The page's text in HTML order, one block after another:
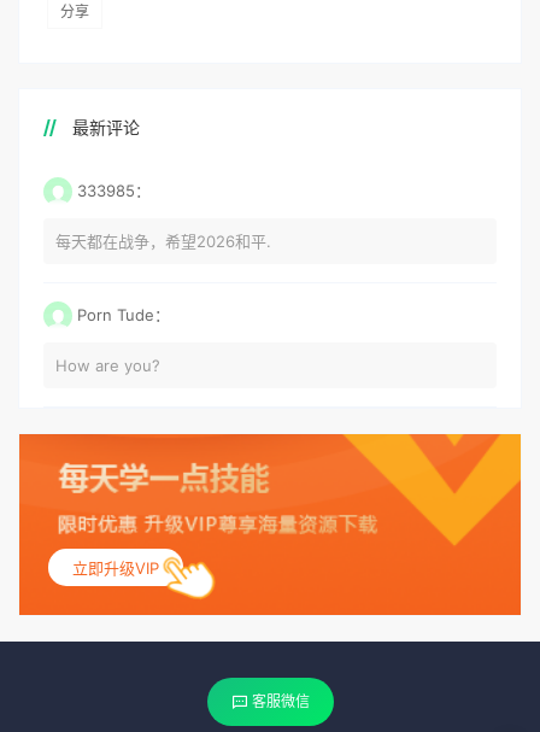
分享
最新评论
333985：
每天都在战争，希望2026和平.
Porn Tude：
How are you?
立即升级VIP
客服微信